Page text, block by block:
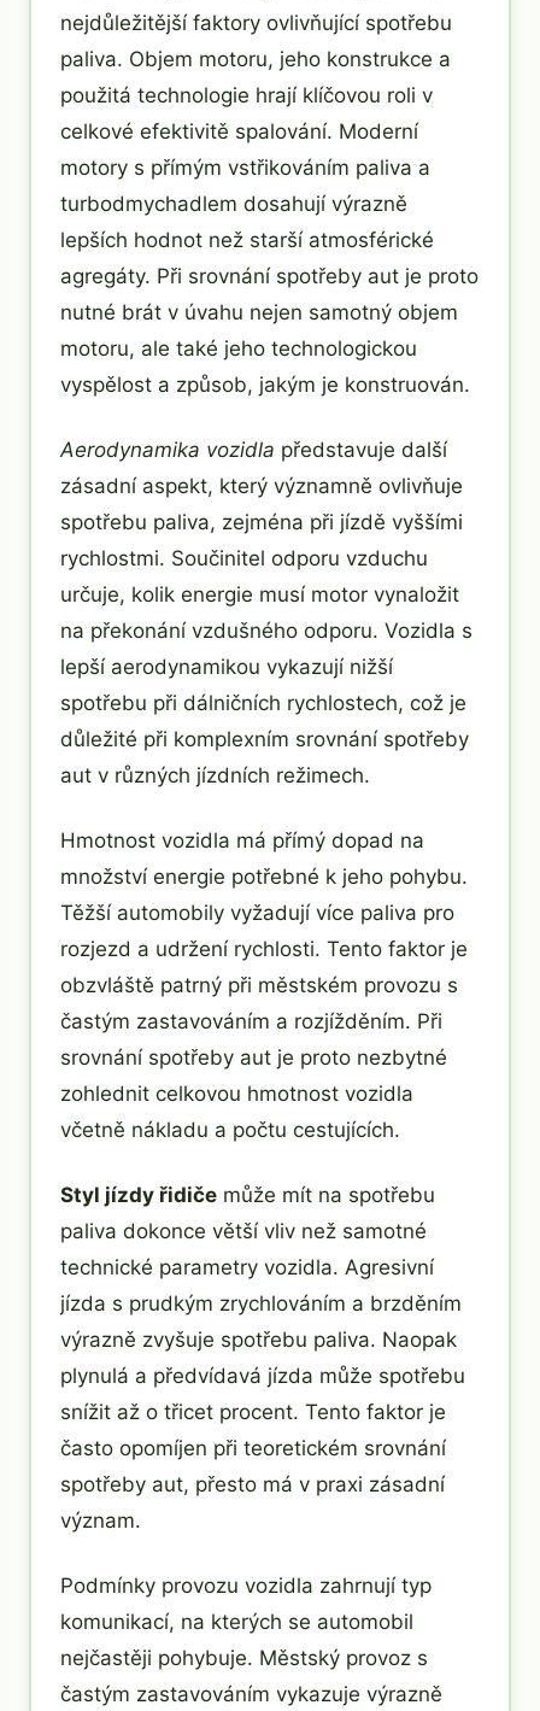
nejdůležitější faktory ovlivňující spotřebu
paliva. Objem motoru, jeho konstrukce a
použitá technologie hrají klíčovou roli v
celkové efektivitě spalování. Moderní
motory s přímým vstřikováním paliva a
turbodmychadlem dosahují výrazně
lepších hodnot než starší atmosférické
agregáty. Při srovnání spotřeby aut je proto
nutné brát v úvahu nejen samotný objem
motoru, ale také jeho technologickou
vyspělost a způsob, jakým je konstruován.
Aerodynamika vozidla představuje další
zásadní aspekt, který významně ovlivňuje
spotřebu paliva, zejména při jízdě vyššími
rychlostmi. Součinitel odporu vzduchu
určuje, kolik energie musí motor vynaložit
na překonání vzdušného odporu. Vozidla s
lepší aerodynamikou vykazují nižší
spotřebu při dálničních rychlostech, což je
důležité při komplexním srovnání spotřeby
aut v různých jízdních režimech.
Hmotnost vozidla má přímý dopad na
množství energie potřebné k jeho pohybu.
Těžší automobily vyžadují více paliva pro
rozjezd a udržení rychlosti. Tento faktor je
obzvláště patrný při městském provozu s
častým zastavováním a rozjížděním. Při
srovnání spotřeby aut je proto nezbytné
zohlednit celkovou hmotnost vozidla
včetně nákladu a počtu cestujících.
Styl jízdy řidiče může mít na spotřebu
paliva dokonce větší vliv než samotné
technické parametry vozidla. Agresivní
jízda s prudkým zrychlováním a brzděním
výrazně zvyšuje spotřebu paliva. Naopak
plynulá a předvídavá jízda může spotřebu
snížit až o třicet procent. Tento faktor je
často opomíjen při teoretickém srovnání
spotřeby aut, přesto má v praxi zásadní
význam.
Podmínky provozu vozidla zahrnují typ
komunikací, na kterých se automobil
nejčastěji pohybuje. Městský provoz s
častým zastavováním vykazuje výrazně